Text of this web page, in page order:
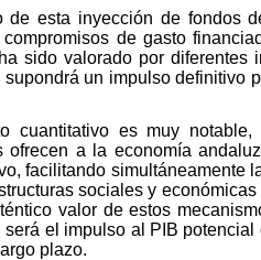
de esta inyección de fondos
de gasto
sido valorado por
un impulso definitivo
cuantitativo es muy
ofrecen a la economía
facilitando simultáneamente
sociales y
valor de estos
el impulso al PIB
plazo.